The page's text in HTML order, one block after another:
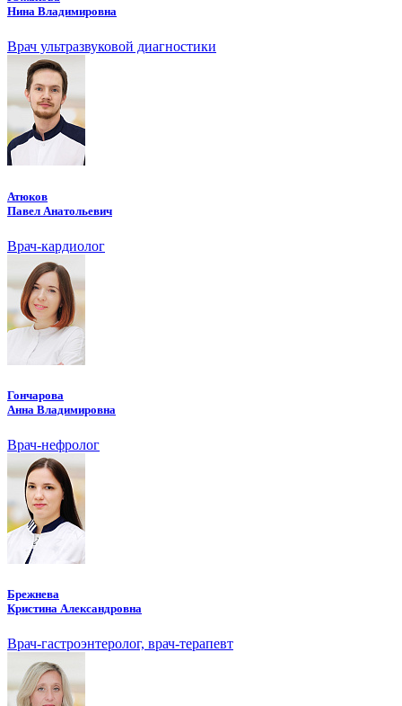
Нина Владимировна
Врач ультразвуковой диагностики
Атюков
Павел Анатольевич
Врач-кардиолог
Гончарова
Анна Владимировна
Врач-нефролог
Брежнева
Кристина Александровна
Врач-гастроэнтеролог, врач-терапевт